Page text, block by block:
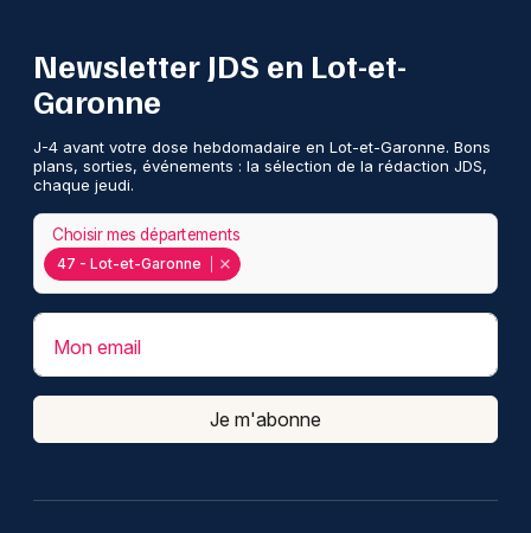
Newsletter JDS en Lot-et-
Garonne
J-4 avant votre dose hebdomadaire en Lot-et-Garonne. Bons
plans, sorties, événements : la sélection de la rédaction JDS,
chaque jeudi.
47 - Lot-et-Garonne
Choisir mes départements
Mon email
Je m'abonne